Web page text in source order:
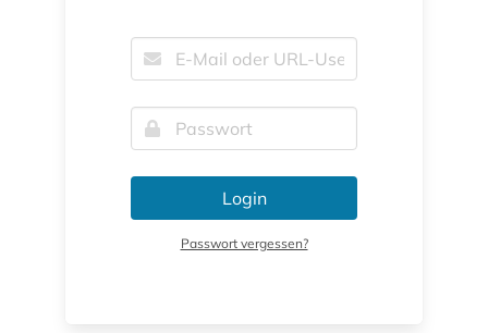
Login
Passwort vergessen?